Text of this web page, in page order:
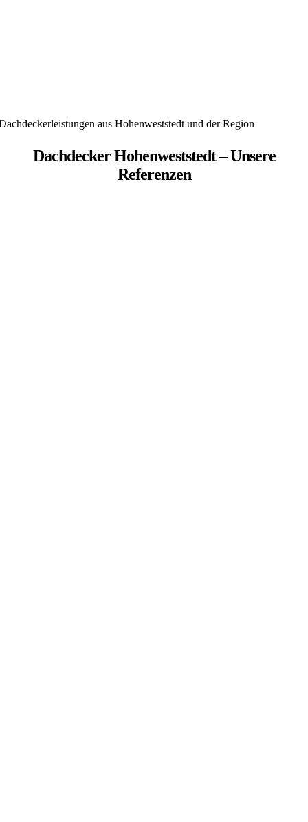
aus Hohenweststedt und der Region
Dachdecker Hohenweststedt – Unsere
Referenzen